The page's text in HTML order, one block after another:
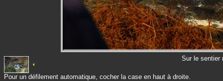
Sur le sentier
Pour un défilement automatique, cocher la case en haut à droite.